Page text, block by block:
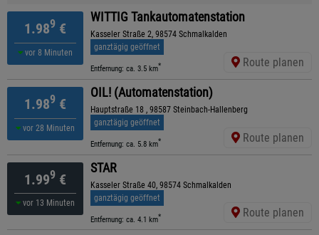
1.989 €
vor 8 Minuten
WITTIG Tankautomatenstation
Kasseler Straße 2, 98574 Schmalkalden
ganztägig geöffnet
Entfernung: ca. 3.5 km* Route planen
1.989 €
vor 28 Minuten
OIL! (Automatenstation)
Hauptstraße 18 , 98587 Steinbach-Hallenberg
ganztägig geöffnet
Entfernung: ca. 5.8 km* Route planen
1.999 €
vor 13 Minuten
STAR
Kasseler Straße 40, 98574 Schmalkalden
ganztägig geöffnet
Entfernung: ca. 4.1 km* Route planen